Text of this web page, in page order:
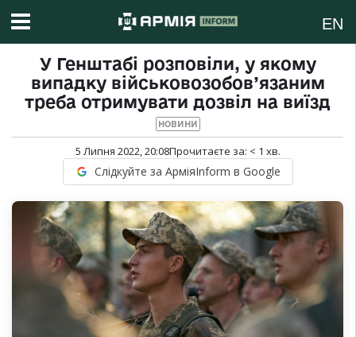
EN
У Генштабі розповіли, у якому
випадку військовозобов’язаним
треба отримувати дозвіл на виїзд
НОВИНИ
5 Липня 2022, 20:08Прочитаєте за: < 1 хв.
Слідкуйте за АрміяInform в Google